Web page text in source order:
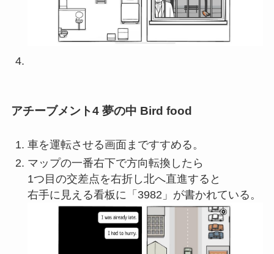
アチーブメント4 夢の中 Bird food
車を運転させる画面まですすめる。
マップの一番右下で方向転換したら
1つ目の交差点を右折し北へ直進すると
右手に見える看板に「3982」が書かれている。